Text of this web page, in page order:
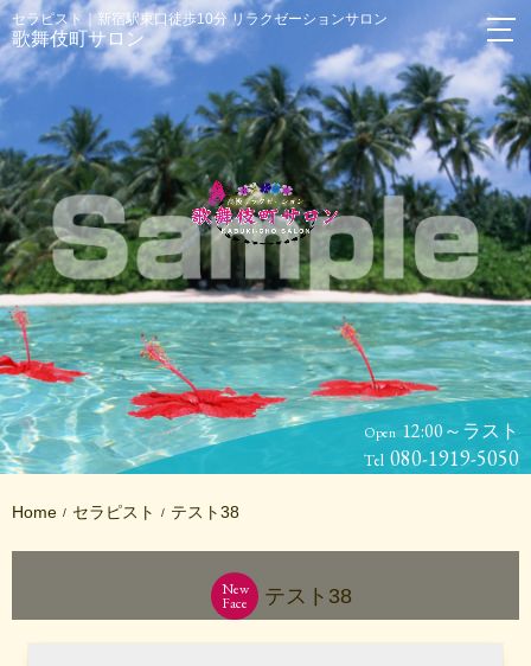
セラピスト｜新宿駅東口徒歩10分 リラクゼーションサロン
歌舞伎町サロン
Open 12:00～ラスト
Tel 080-1919-5050
Home セラピスト テスト38
New
Face テスト38